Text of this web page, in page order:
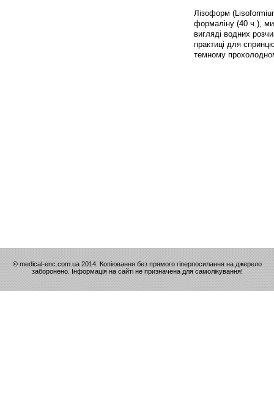
Лізоформ
формаліну (40 ч.),
вигляді водних
практиці для
темному
© medical-enc.com.ua 2014. Копіювання без прямого гіперпосилання на джерело
заборонено. Інформація на сайті не призначена для самолікування!